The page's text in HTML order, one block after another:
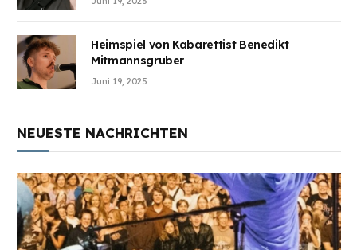
Heimspiel von Kabarettist Benedikt
Mitmannsgruber
Juni 19, 2025
NEUESTE NACHRICHTEN